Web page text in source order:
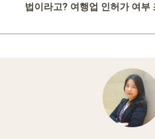
법이라고? 여행업 인허가 여부